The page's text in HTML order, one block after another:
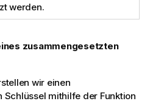
werden.
zusammengesetzten
wir einen
Schlüssel mithilfe der Funktion